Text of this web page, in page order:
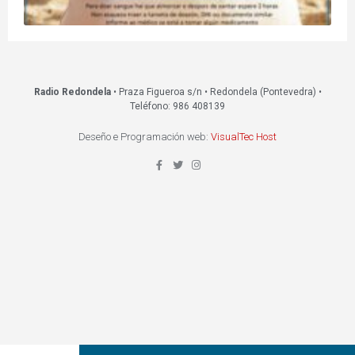
Radio Redondela• Praza Figueroa s/n • Redondela (Pontevedra) •
Teléfono: 986 408139
Deseño e Programación web: VisualTec Host